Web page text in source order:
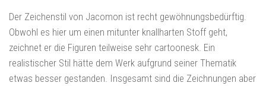
Der Zeichenstil von Jacomon ist recht gewöhnungsbedürftig.
Obwohl es hier um einen mitunter knallharten Stoff geht,
zeichnet er die Figuren teilweise sehr cartoonesk. Ein
realistischer Stil hätte dem Werk aufgrund seiner Thematik
etwas besser gestanden. Insgesamt sind die Zeichnungen aber